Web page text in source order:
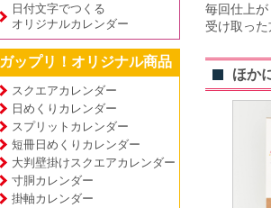
日付文字でつくる
オリジナルカレンダー
ガップリ！オリジナル商品
スクエアカレンダー
日めくりカレンダー
スプリットカレンダー
短冊日めくりカレンダー
大判壁掛けスクエアカレンダー
寸胴カレンダー
掛軸カレンダー
毎回仕上が
受け取った
ほか